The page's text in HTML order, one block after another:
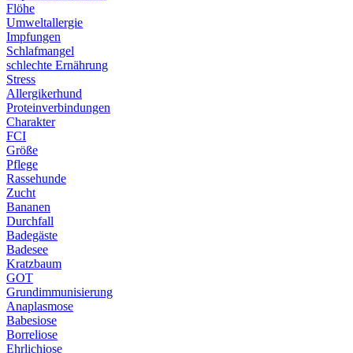
Flöhe
Umweltallergie
Impfungen
Schlafmangel
schlechte Ernährung
Stress
Allergikerhund
Proteinverbindungen
Charakter
FCI
Größe
Pflege
Rassehunde
Zucht
Bananen
Durchfall
Badegäste
Badesee
Kratzbaum
GOT
Grundimmunisierung
Anaplasmose
Babesiose
Borreliose
Ehrlichiose